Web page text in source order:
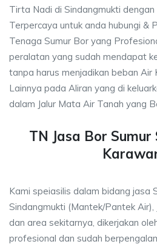
Tirta Nadi di Sindangmukti
Terpercaya untuk anda hubungi &
Tenaga Sumur Bor yang
peralatan yang sudah mendapat
tanpa harus menjadikan beban Air
Lainnya pada Aliran yang di
dalam Jalur Mata Air Tanah yang
TN Jasa Bor
Kami speiasilis dalam bidang jasa
Sindangmukti (Mantek/Pantek
dan area sekitarnya, dikerjakan
profesional dan sudah